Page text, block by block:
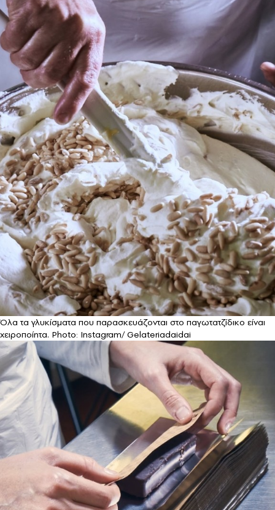
Όλα τα γλυκίσματα που παρασκευάζονται στο παγωτατζίδικο είναι
χειροποίητα. Photo: Instagram/ Gelateriadaidai